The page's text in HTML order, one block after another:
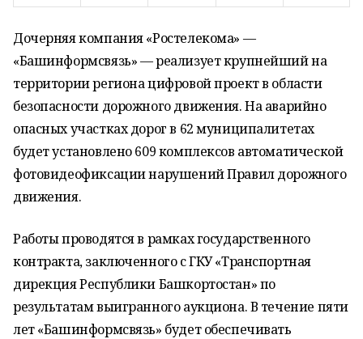
Дочерняя компания «Ростелекома» —
«Башинформсвязь» — реализует крупнейший на
территории региона цифровой проект в области
безопасности дорожного движения. На аварийно
опасных участках дорог в 62 муниципалитетах
будет установлено 609 комплексов автоматической
фотовидеофиксации нарушений Правил дорожного
движения.
Работы проводятся в рамках государственного
контракта, заключенного с ГКУ «Транспортная
дирекция Республики Башкортостан» по
результатам выигранного аукциона. В течение пяти
лет «Башинформсвязь» будет обеспечивать